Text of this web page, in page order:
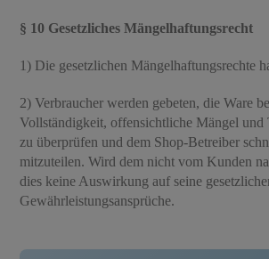
§ 10 Gesetzliches Mängelhaftungsrecht
1) Die gesetzlichen Mängelhaftungsrechte
2) Verbraucher werden gebeten, die Ware
Vollständigkeit, offensichtliche Mängel und
zu überprüfen und dem Shop-Betreiber
mitzuteilen. Wird dem nicht vom Kunden
dies keine Auswirkung auf seine
Gewährleistungsansprüche.